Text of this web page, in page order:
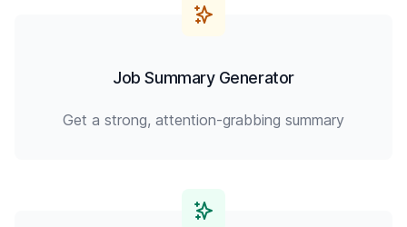
Job Summary Generator
Get a strong, attention-grabbing summary